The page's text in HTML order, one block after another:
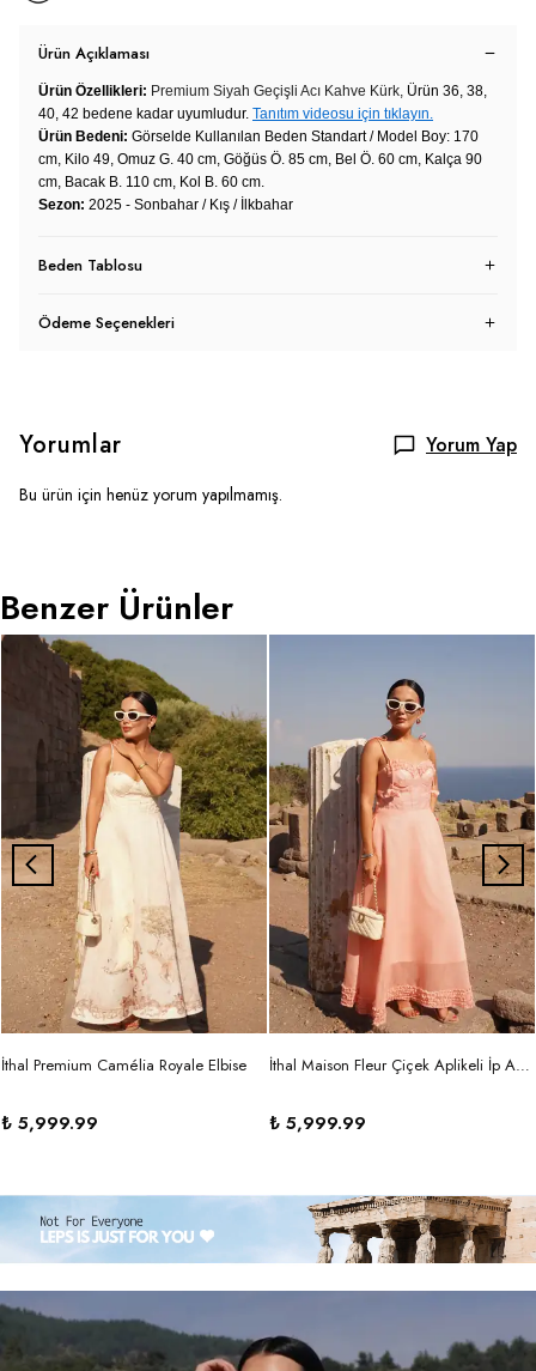
Ürün Açıklaması
Ürün Özellikleri: Premium Siyah Geçişli Acı Kahve Kürk, Ürün 36, 38,
40, 42 bedene kadar uyumludur. Tanıtım videosu için tıklayın.
Ürün Bedeni: Görselde Kullanılan Beden Standart / Model Boy: 170
cm, Kilo 49, Omuz G. 40 cm, Göğüs Ö. 85 cm, Bel Ö. 60 cm, Kalça 90
cm, Bacak B. 110 cm, Kol B. 60 cm.
Sezon: 2025 - Sonbahar / Kış / İlkbahar
Beden Tablosu
Ödeme Seçenekleri
Yorumlar Yorum Yap
Bu ürün için henüz yorum yapılmamış.
Benzer Ürünler
İthal Premium Camélia Royale Elbise
₺ 5,999.99
İthal Maison Fleur Çiçek Aplikeli İp Askılı Maxi Elbise
₺ 5,999.99